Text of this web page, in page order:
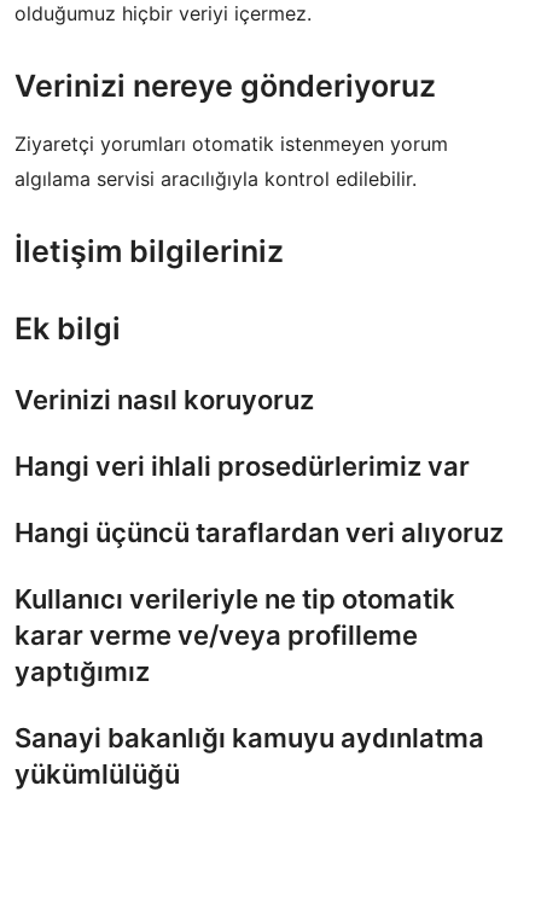
olduğumuz hiçbir veriyi içermez.
Verinizi nereye gönderiyoruz
Ziyaretçi yorumları otomatik istenmeyen yorum
algılama servisi aracılığıyla kontrol edilebilir.
İletişim bilgileriniz
Ek bilgi
Verinizi nasıl koruyoruz
Hangi veri ihlali prosedürlerimiz var
Hangi üçüncü taraflardan veri alıyoruz
Kullanıcı verileriyle ne tip otomatik
karar verme ve/veya profilleme
yaptığımız
Sanayi bakanlığı kamuyu aydınlatma
yükümlülüğü